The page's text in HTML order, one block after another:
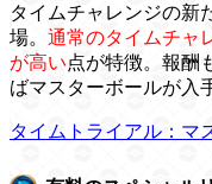
タイムチャレンジの新
場。 通常のタイムチャ
が高い点が特徴。報酬
ばマスターボールが入
タイムトライアル：マ